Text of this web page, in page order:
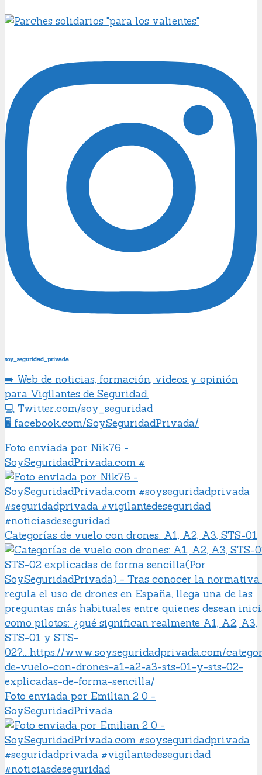
soy_seguridad_privada
➡️ Web de noticias, formación, videos y opinión
para Vigilantes de Seguridad.
💻 Twitter.com/soy_seguridad
🖥️ facebook.com/SoySeguridadPrivada/
Foto enviada por Nik76 -
SoySeguridadPrivada.com #
Categorías de vuelo con drones: A1, A2, A3, STS-01
Foto enviada por Emilian 2 0 -
SoySeguridadPrivada